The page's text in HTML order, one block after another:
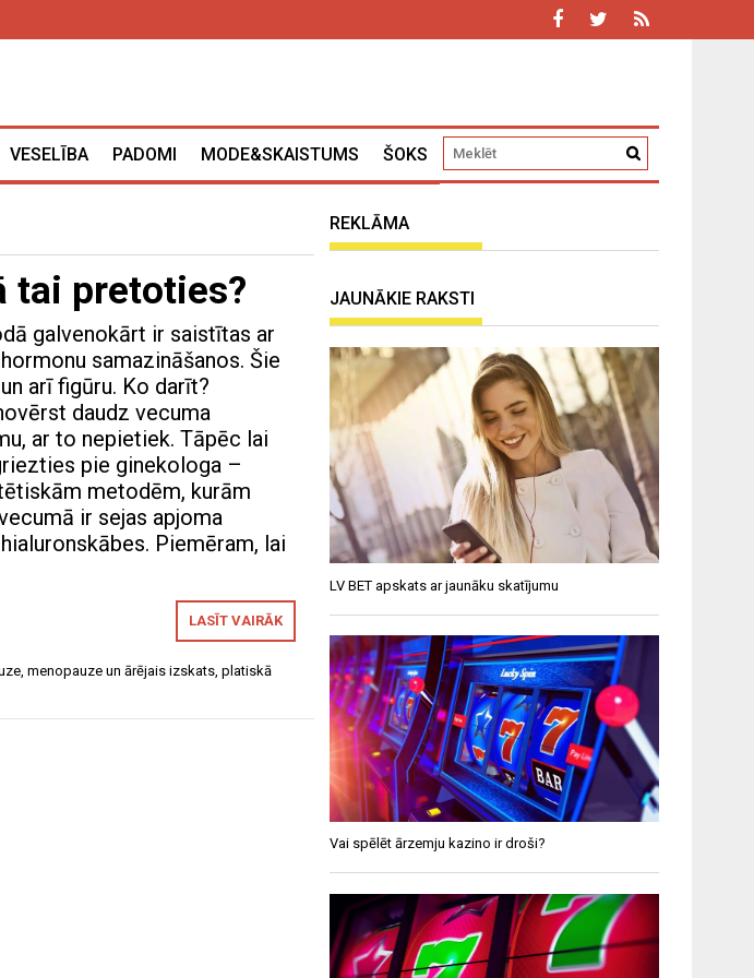
VESELĪBA PADOMI MODE&SKAISTUMS ŠOKS
tai pretoties?
galvenokārt ir saistītas ar
samazināšanos. Šie
arī figūru. Ko darīt?
daudz vecuma
ar to nepietiek. Tāpēc lai
pie ginekologa –
metodēm, kurām
ir sejas apjoma
Piemēram, lai
LASĪT VAIRĀK
, menopauze un ārējais izskats, platiskā
REKLĀMA
JAUNĀKIE RAKSTI
LV BET apskats ar jaunāku skatījumu
Vai spēlēt ārzemju kazino ir droši?